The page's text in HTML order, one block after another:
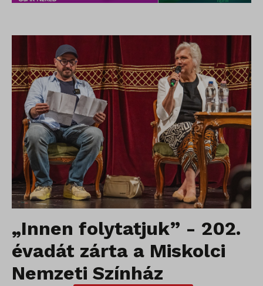
„Innen folytatjuk” - 202.
évadát zárta a Miskolci
Nemzeti Színház